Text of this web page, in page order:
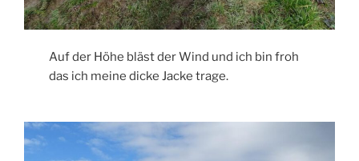
Auf der Höhe bläst der Wind und ich bin froh
das ich meine dicke Jacke trage.